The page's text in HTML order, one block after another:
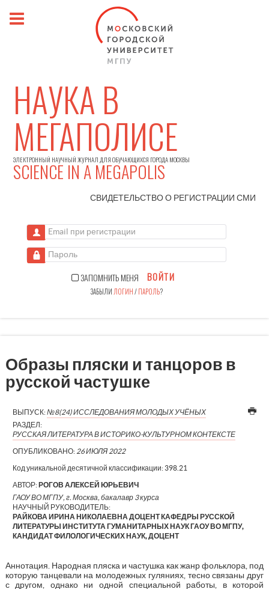
НАУКА В
МЕГАПОЛИСЕ
ЭЛЕКТРОННЫЙ НАУЧНЫЙ ЖУРНАЛ ДЛЯ ОБУЧАЮЩИХСЯ ГОРОДА МОСКВЫ
SCIENCE IN A MEGAPOLIS
СВИДЕТЕЛЬСТВО О РЕГИСТРАЦИИСМИ
Email при регистрации
Пароль
ЗАПОМНИТЬ МЕНЯ ВОЙТИ
ЗАБЫЛИ ЛОГИН/ПАРОЛЬ?
Образы пляски и танцоров в
русской частушке
ВЫПУСК:№8(24) ИССЛЕДОВАНИЯ МОЛОДЫХ УЧЁНЫХ
РАЗДЕЛ:
РУССКАЯ ЛИТЕРАТУРА В ИСТОРИКО-КУЛЬТУРНОМ КОНТЕКСТЕ
ОПУБЛИКОВАНО: 26 ИЮЛЯ 2022
Код уникальной десятичной классификации: 398.21
АВТОР:РОГОВ АЛЕКСЕЙ ЮРЬЕВИЧ
ГАОУ ВО МГПУ, г. Москва, бакалавр 3 курса
НАУЧНЫЙ РУКОВОДИТЕЛЬ:
РАЙКОВА ИРИНА НИКОЛАЕВНА ДОЦЕНТ КАФЕДРЫ РУССКОЙ
ЛИТЕРАТУРЫ ИНСТИТУТА ГУМАНИТАРНЫХ НАУК ГАОУ ВО МГПУ,
КАНДИДАТ ФИЛОЛОГИЧЕСКИХ НАУК, ДОЦЕНТ
Аннотация. Народная пляска и частушка как жанр фольклора, под
которую танцевали на молодежных гуляниях, тесно связаны друг
с другом, однако ни одной специальной работы, в которой